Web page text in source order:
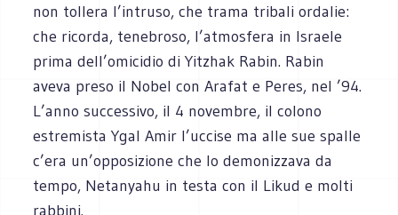
non tollera l’intruso, che trama tribali ordalie:
che ricorda, tenebroso, l’atmosfera in Israele
prima dell’omicidio di Yitzhak Rabin. Rabin
aveva preso il Nobel con Arafat e Peres, nel ’94.
L’anno successivo, il 4 novembre, il colono
estremista Ygal Amir l’uccise ma alle sue spalle
c’era un’opposizione che lo demonizzava da
tempo, Netanyahu in testa con il Likud e molti
rabbini.